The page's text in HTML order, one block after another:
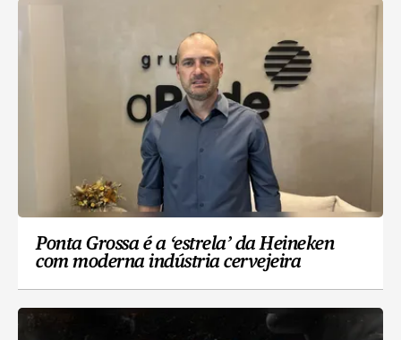
Ponta Grossa é a ‘estrela’ da Heineken
com moderna indústria cervejeira